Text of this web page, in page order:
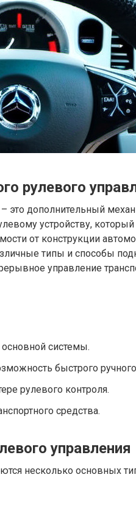
рулевого
это дополнительный
устройству, который
от конструкции
типы и способы
управление
системы.
быстрого
рулевого контроля.
средства.
управления
несколько основных